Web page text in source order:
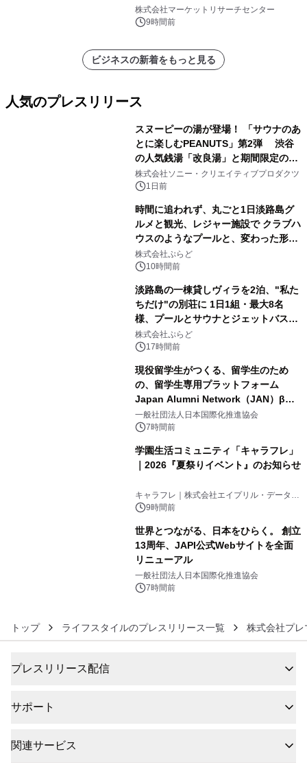
レポートを発表
株式会社マーケットリサーチセンター
9時間前
ビジネスの新着をもっと見る
人気のプレスリリース
スヌーピーの湯が登場！ 「サウナのあ
とに楽しむPEANUTS」第2弾 渋谷
の人気銭湯「改良湯」と期間限定のコ
ラボレーション サウナイキタイコラ
ボグッズも発売決定！
株式会社ソニー・クリエイティブプロダクツ
1日前
時間に追われず、丸ごと1日淡路島グ
ルメと観光、レジャー施設で クラブハ
ウスのようなプールと、変わった形の
サウナも 「THE BOXY AWAJI」のお
得な素泊まり連泊プランで
株式会社ぷらど
10時間前
淡路島の一棟貸しヴィラを2泊、"私た
ちだけ"の別荘に 1日1組・最大8名
様、プールとサウナとジェットバス付
きで Villa Mon Temps AWAJIの連泊
素泊りプラン
株式会社ぷらど
17時間前
現役留学生がつくる、留学生のため
の、留学生専用プラットフォーム
Japan Alumni Network（JAN）β版
をリリース
一般社団法人日本国際化推進協会
7時間前
学園生活コミュニティ「キャラフレ」
｜2026『夏祭りイベント』のお知らせ
キャラフレ｜株式会社エイプリル・データ・
デザインズ
9時間前
世界とつながる、日本をひらく。 創立
13周年、JAPI公式Webサイトを全面
リニューアル
一般社団法人日本国際化推進協会
7時間前
トップ ライフスタイルのプレスリリース一覧 株式会社プレ
プレスリリース配信
サポート
関連サービス